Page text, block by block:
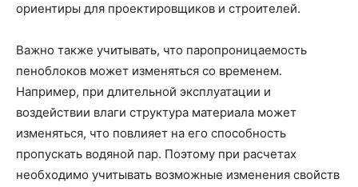
ориентиры для проектировщиков и строителей.
Важно также учитывать, что паропроницаемость
пеноблоков может изменяться со временем.
Например, при длительной эксплуатации и
воздействии влаги структура материала может
изменяться, что повлияет на его способность
пропускать водяной пар. Поэтому при расчетах
необходимо учитывать возможные изменения свойств